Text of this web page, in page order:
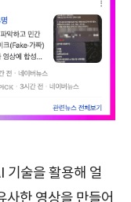
술을 활용해 얼
사한 영상을 만들어